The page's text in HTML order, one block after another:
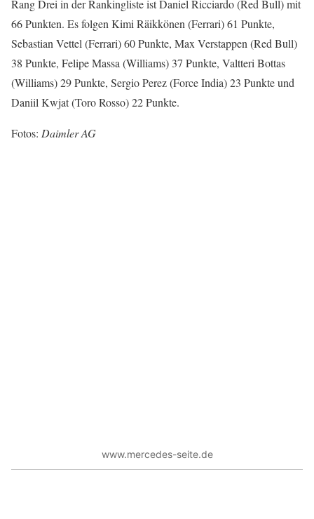
Rang Drei in der Rankingliste ist Daniel Ricciardo (Red Bull) mit
66 Punkten. Es folgen Kimi Räikkönen (Ferrari) 61 Punkte,
Sebastian Vettel (Ferrari) 60 Punkte, Max Verstappen (Red Bull)
38 Punkte, Felipe Massa (Williams) 37 Punkte, Valtteri Bottas
(Williams) 29 Punkte, Sergio Perez (Force India) 23 Punkte und
Daniil Kwjat (Toro Rosso) 22 Punkte.
Fotos: Daimler AG
www.mercedes-seite.de